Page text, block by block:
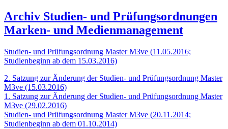
Archiv Studien- und Prüfungsordnungen
Marken- und Medienmanagement
Studien- und Prüfungsordnung Master M3ve (11.05.2016;
Studienbeginn ab dem 15.03.2016)
2. Satzung zur Änderung der Studien- und Prüfungsordnung Master
M3ve (15.03.2016)
1. Satzung zur Änderung der Studien- und Prüfungsordnung Master
M3ve (29.02.2016)
Studien- und Prüfungsordnung Master M3ve (20.11.2014;
Studienbeginn ab dem 01.10.2014)